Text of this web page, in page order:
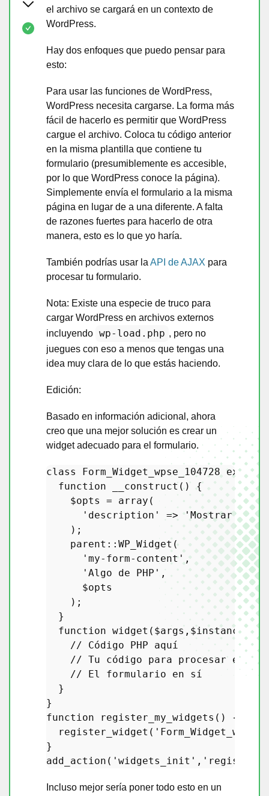
el archivo se cargará en un contexto de
WordPress.
Hay dos enfoques que puedo pensar para
esto:
Para usar las funciones de WordPress,
WordPress necesita cargarse. La forma más
fácil de hacerlo es permitir que WordPress
cargue el archivo. Coloca tu código anterior
en la misma plantilla que contiene tu
formulario (presumiblemente es accesible,
por lo que WordPress conoce la página).
Simplemente envía el formulario a la misma
página en lugar de a una diferente. A falta
de razones fuertes para hacerlo de otra
manera, esto es lo que yo haría.
También podrías usar la API de AJAX para
procesar tu formulario.
Nota: Existe una especie de truco para
cargar WordPress en archivos externos
incluyendo wp-load.php , pero no
juegues con eso a menos que tengas una
idea muy clara de lo que estás haciendo.
Edición:
Basado en información adicional, ahora
creo que una mejor solución es crear un
widget adecuado para el formulario.
class Form_Widget_wpse_104728 extends
function
__construct () {
$opts
= array (
'description'
=> 'Mostrar y
    );
parent :: WP_Widget (
'my-form-content' ,
'Algo de PHP' ,
$opts
    );
  }
function widget ( $args ,$instance ) {
// Código PHP aquí
// Tu código para procesar el
// El formulario en sí
  }
function
register_my_widgets ( ) {
register_widget (
add_action ( 'widgets_init' ,
Incluso mejor sería poner todo esto en un